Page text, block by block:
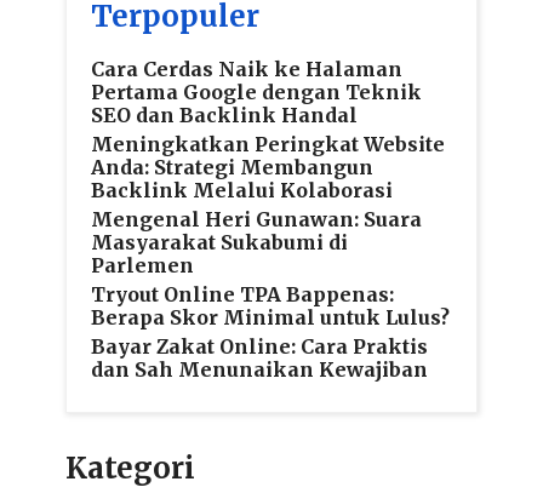
Terpopuler
Cara Cerdas Naik ke Halaman
Pertama Google dengan Teknik
SEO dan Backlink Handal
Meningkatkan Peringkat Website
Anda: Strategi Membangun
Backlink Melalui Kolaborasi
Mengenal Heri Gunawan: Suara
Masyarakat Sukabumi di
Parlemen
Tryout Online TPA Bappenas:
Berapa Skor Minimal untuk Lulus?
Bayar Zakat Online: Cara Praktis
dan Sah Menunaikan Kewajiban
Kategori